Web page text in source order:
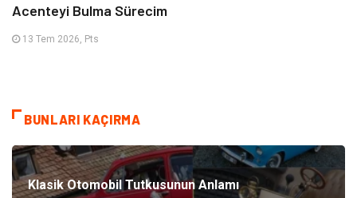
Acenteyi Bulma Sürecim
13 Tem 2026, Pts
BUNLARI KAÇIRMA
Klasik Otomobil Tutkusunun Anlamı